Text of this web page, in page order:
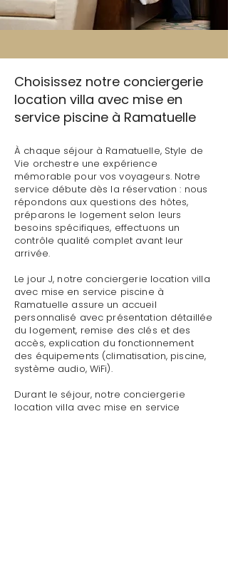
Choisissez notre conciergerie
location villa avec mise en
service piscine à Ramatuelle
À chaque séjour à Ramatuelle, Style de
Vie orchestre une expérience
mémorable pour vos voyageurs. Notre
service débute dès la réservation : nous
répondons aux questions des hôtes,
préparons le logement selon leurs
besoins spécifiques, effectuons un
contrôle qualité complet avant leur
arrivée.
Le jour J, notre conciergerie location villa
avec mise en service piscine à
Ramatuelle assure un accueil
personnalisé avec présentation détaillée
du logement, remise des clés et des
accès, explication du fonctionnement
des équipements (climatisation, piscine,
système audio, WiFi).
Durant le séjour, notre conciergerie
location villa avec mise en service